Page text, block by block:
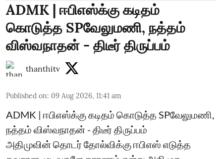
ADMK | ஈபிஎஸ்க்கு கடிதம்
கொடுத்த SPவேலுமணி, நத்தம்
விஸ்வநாதன் - திடீர் திருப்பம்
thanthitv
Published on: 09 Aug 2026, 11:41 am
ADMK | ஈபிஎஸ்க்கு கடிதம் கொடுத்த SPவேலுமணி,
நத்தம் விஸ்வநாதன் - திடீர் திருப்பம்
அதிமுவின் தொடர் தோல்விக்கு ஈபிஎஸ் எடுத்த